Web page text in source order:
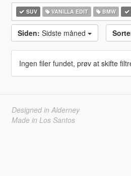
SUV VANILLA EDIT BMW
Siden: Sidste måned
Ingen filer fundet, prøv at skifte
Designed in Alderney
Made in Los Santos